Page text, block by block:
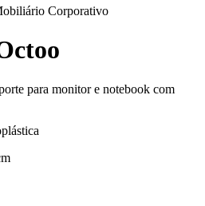
para monitor e notebook com